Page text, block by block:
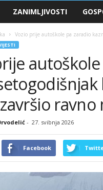
ZANIMLJIVOSTI
Vozio prije autoškole pa zaradio
ravno
- 27. svibnja 2026
Facebook